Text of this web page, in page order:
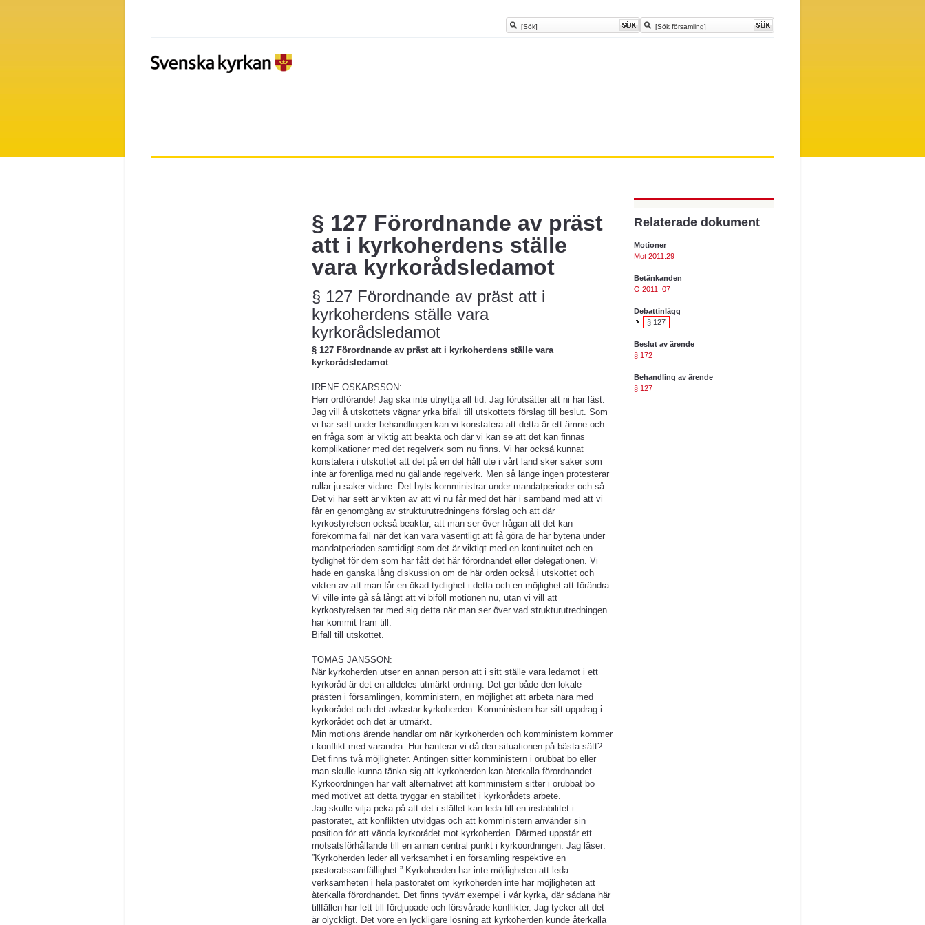
§ 127 Förordnande av präst
att i kyrkoherdens ställe
vara kyrkorådsledamot
§ 127 Förordnande av präst att i
kyrkoherdens ställe vara
kyrkorådsledamot
§ 127 Förordnande av präst att i kyrkoherdens ställe vara
kyrkorådsledamot
IRENE OSKARSSON:
Herr ordförande! Jag ska inte utnyttja all tid. Jag förutsätter att ni har läst.
Jag vill å utskottets vägnar yrka bifall till utskottets förslag till beslut. Som
vi har sett under behandlingen kan vi konstatera att detta är ett ämne och
en fråga som är viktig att beakta och där vi kan se att det kan finnas
komplikationer med det regelverk som nu finns. Vi har också kunnat
konstatera i utskottet att det på en del håll ute i vårt land sker saker som
inte är förenliga med nu gällande regelverk. Men så länge ingen protesterar
rullar ju saker vidare. Det byts komministrar under mandatperioder och så.
Det vi har sett är vikten av att vi nu får med det här i samband med att vi
får en genomgång av strukturutredningens förslag och att där
kyrkostyrelsen också beaktar, att man ser över frågan att det kan
förekomma fall när det kan vara väsentligt att få göra de här bytena under
mandatperioden samtidigt som det är viktigt med en kontinuitet och en
tydlighet för dem som har fått det här förordnandet eller delegationen. Vi
hade en ganska lång diskussion om de här orden också i utskottet och
vikten av att man får en ökad tydlighet i detta och en möjlighet att förändra.
Vi ville inte gå så långt att vi biföll motionen nu, utan vi vill att
kyrkostyrelsen tar med sig detta när man ser över vad strukturutredningen
har kommit fram till.
Bifall till utskottet.
TOMAS JANSSON:
När kyrkoherden utser en annan person att i sitt ställe vara ledamot i ett
kyrkoråd är det en alldeles utmärkt ordning. Det ger både den lokale
prästen i församlingen, komministern, en möjlighet att arbeta nära med
kyrkorådet och det avlastar kyrkoherden. Komministern har sitt uppdrag i
kyrkorådet och det är utmärkt.
Min motions ärende handlar om när kyrkoherden och komministern kommer
i konflikt med varandra. Hur hanterar vi då den situationen på bästa sätt?
Det finns två möjligheter. Antingen sitter komministern i orubbat bo eller
man skulle kunna tänka sig att kyrkoherden kan återkalla förordnandet.
Kyrkoordningen har valt alternativet att komministern sitter i orubbat bo
med motivet att detta tryggar en stabilitet i kyrkorådets arbete.
Jag skulle vilja peka på att det i stället kan leda till en instabilitet i
pastoratet, att konflikten utvidgas och att komministern använder sin
position för att vända kyrkorådet mot kyrkoherden. Därmed uppstår ett
motsatsförhållande till en annan central punkt i kyrkoordningen. Jag läser:
”Kyrkoherden leder all verksamhet i en församling respektive en
pastoratssamfällighet.” Kyrkoherden har inte möjligheten att leda
verksamheten i hela pastoratet om kyrkoherden inte har möjligheten att
återkalla förordnandet. Det finns tyvärr exempel i vår kyrka, där sådana här
tillfällen har lett till fördjupade och försvårade konflikter. Jag tycker att det
är olyckligt. Det vore en lyckligare lösning att kyrkoherden kunde återkalla
Relaterade dokument
Motioner
Mot 2011:29
Betänkanden
O 2011_07
Debattinlägg
§ 127
Beslut av ärende
§ 172
Behandling av ärende
§ 127